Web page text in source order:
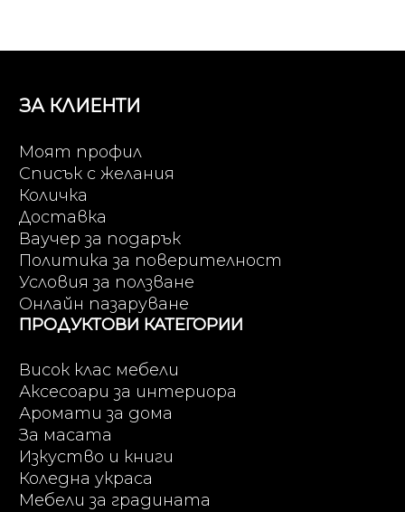
ЗА КЛИЕНТИ
Моят профил
Списък с желания
Количка
Доставка
Ваучер за подарък
Политика за поверителност
Условия за ползване
Онлайн пазаруване
ПРОДУКТОВИ КАТЕГОРИИ
Висок клас мебели
Аксесоари за интериора
Аромати за дома
За масата
Изкуство и книги
Коледна украса
Мебели за градината